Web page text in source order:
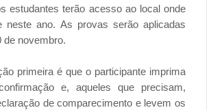
estudantes terão acesso ao local onde
neste ano. As provas serão aplicadas
de novembro.
primeira é que o participante imprima
e, aqueles que precisam,
de comparecimento e levem os